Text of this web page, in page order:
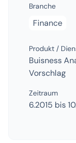
Branche
Finance
Produkt /
Buisness
Vorschlag
Zeitraum
6.2015 bis